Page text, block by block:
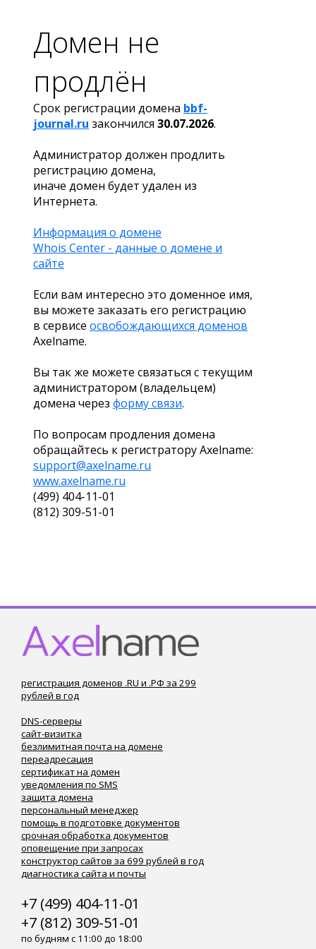
Домен не
продлён
Срок регистрации домена bbf-
journal.ru закончился 30.07.2026.
Администратор должен продлить
регистрацию домена,
иначе домен будет удален из
Интернета.
Информация о домене
Whois Center - данные о домене и
сайте
Если вам интересно это доменное имя,
вы можете заказать его регистрацию
в сервисе освобождающихся доменов
Axelname.
Вы так же можете связаться с текущим
администратором (владельцем)
домена через форму связи.
По вопросам продления домена
обращайтесь к регистратору Axelname:
support@axelname.ru
www.axelname.ru
(499) 404-11-01
(812) 309-51-01
регистрация доменов .RU и .РФ за 299
рублей в год
DNS-серверы
сайт-визитка
безлимитная почта на домене
переадресация
сертификат на домен
уведомления по SMS
защита домена
персональный менеджер
помощь в подготовке документов
срочная обработка документов
оповещение при запросах
конструктор сайтов за 699 рублей в год
диагностика сайта и почты
+7 (499) 404-11-01
+7 (812) 309-51-01
по будням с 11:00 до 18:00